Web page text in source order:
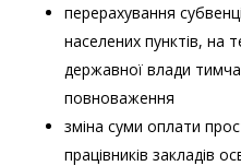
перерахування
населених пунктів, на
державної влади
повноваження
зміна суми оплати
працівників закладів